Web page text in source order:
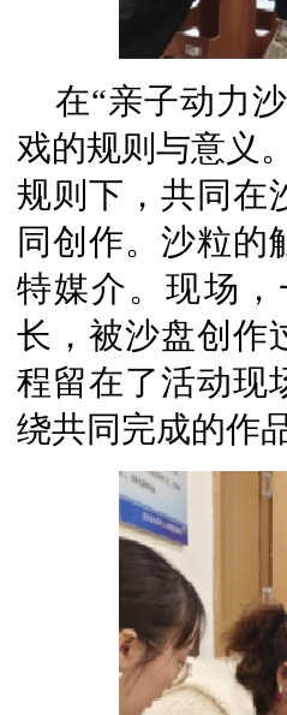
在“亲子动力
戏的规则与意义
规则下，共同在
同创作。沙粒的
特媒介。现场
长，被沙盘创作
程留在了活动现
绕共同完成的作